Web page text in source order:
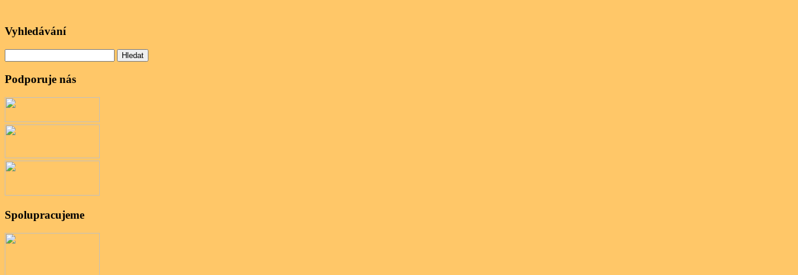
Vyhledávání
Podporuje nás
Spolupracujeme